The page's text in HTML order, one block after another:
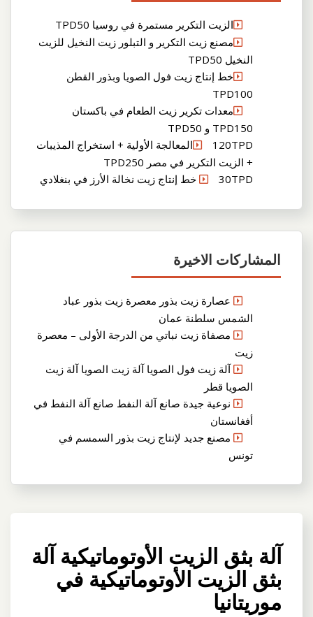
الزيت التكرير مستمرة في روسيا TPD50
مصنع زيت التكرير و التبلور زيت النخيل للزيت
النخيل TPD50
خط إنتاج زيت فول الصويا وبذور القطن
TPD100
معدات تكرير زيت الطعام في باكستان
TPD150 و TPD50
120TPDالمعالجة الأولية + استخراج المذيبات
+ الزيت التكرير في مصر TPD250
30TPD خط إنتاج زيت نخالة الأرز في بنغلادي
المشاركات الاخيرة
عصارة زيت بذور معصرة زيت بذور عباد
الشمس سلطنة عمان
مصفاة زيت نباتي من الدرجة الأولى – معصرة
زيت
آلة زيت فول الصويا آلة زيت الصويا آلة زيت
الصويا قطر
نوعية جيدة صانع آلة النفط صانع آلة النفط في
أفغانستان
مصنع جديد لإنتاج زيت بذور السمسم في
تونس
آلة بثق الزيت الأوتوماتيكية آلة
بثق الزيت الأوتوماتيكية في
موريتانيا